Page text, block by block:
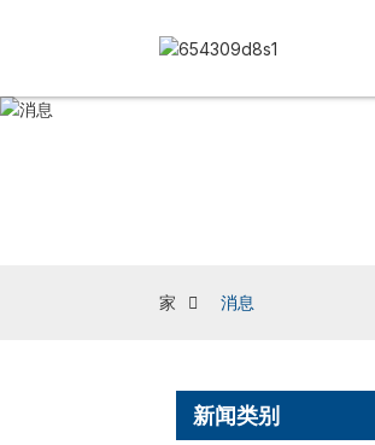
家 消息
新闻类别